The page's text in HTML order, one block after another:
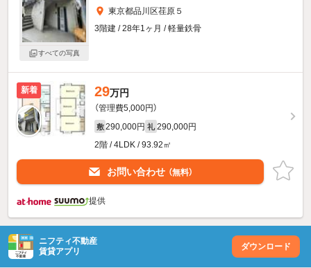
すべての写真
東京都品川区荏原５
3階建 / 28年1ヶ月 / 軽量鉄骨
新着 29万円
（管理費5,000円）
敷 290,000円 礼 290,000円
2階 / 4LDK / 93.92㎡
お問い合わせ （無料）
提供
ニフティ不動産
賃貸アプリ
ダウンロード